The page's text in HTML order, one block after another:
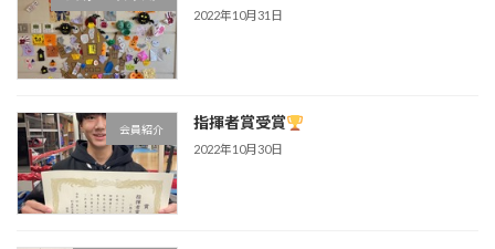
2022年10月31日
会員紹介 指揮者賞受賞
2022年10月30日